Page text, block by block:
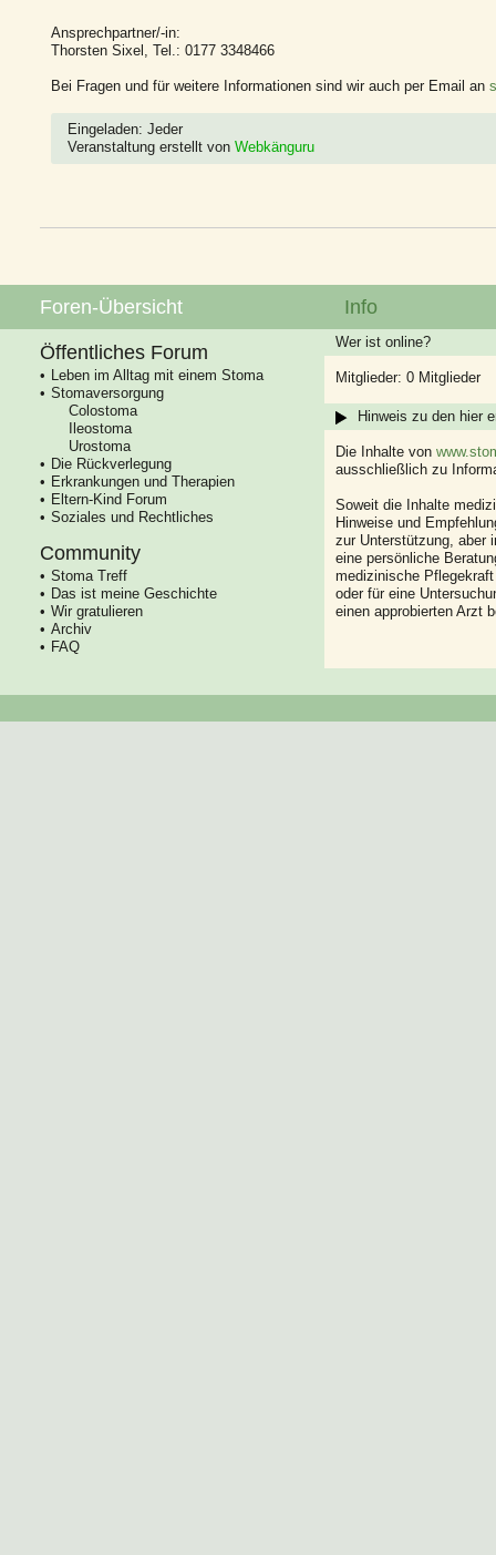
Ansprechpartner/-in:
Thorsten Sixel, Tel.: 0177 3348466
Bei Fragen und für weitere Informationen sind wir auch per Email an
Eingeladen: Jeder
Veranstaltung erstellt von Webkänguru
Foren-Übersicht
Öffentliches Forum
Leben im Alltag mit einem Stoma
Stomaversorgung
Colostoma
Ileostoma
Urostoma
Die Rückverlegung
Erkrankungen und Therapien
Eltern-Kind Forum
Soziales und Rechtliches
Community
Stoma Treff
Das ist meine Geschichte
Wir gratulieren
Archiv
FAQ
Info
Wer ist online?
Mitglieder: 0 Mitglieder
Hinweis zu den hier
Die Inhalte von
ausschließlich zu
Soweit die Inhalte
Hinweise und
zur Unterstützung, aber
eine persönliche
medizinische
oder für eine
einen approbierten Arzt